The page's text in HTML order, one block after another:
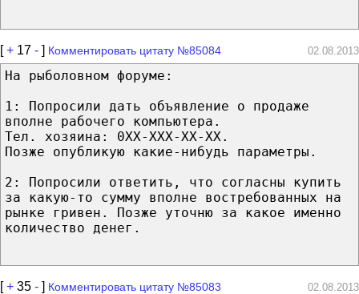
[+ 17 - ] Комментировать цитату №85084 02.08.2013
На рыболовном форуме:
1: Попросили дать объявление о продаже
вполне рабочего компьютера.
Тел. хозяина: 0ХХ-ХХХ-ХХ-ХХ.
Позже опубликую какие-нибудь параметры.
2: Попросили ответить, что согласны купить
за какую-то сумму вполне востребованных на
рынке гривен. Позже уточню за какое именно
количество денег.
[+ 35 - ] Комментировать цитату №85083 02.08.2013